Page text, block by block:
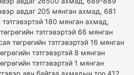
авдаг 205 мянган ахмад, 681
тэтгэвэртэй 180 мянган ахмад,
тэтгэвэртэй 66 мянган
төгрөгийн тэтгэвэртэй 16 мянган
тэтгэвэртэй 8 мянган
тэтгэвэртэй 1 мянган
авч байгаа ахмадын тоо 412